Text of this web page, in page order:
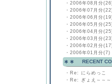
・ 2006年08月分
・ 2006年07月分
・ 2006年06月分
・ 2006年05月分
・ 2006年04月分
・ 2006年03月分
・ 2006年02月分
・ 2006年01月分(7)
RECENT
・ Re: にらめっこ
・ Re: ぎょえ～～～